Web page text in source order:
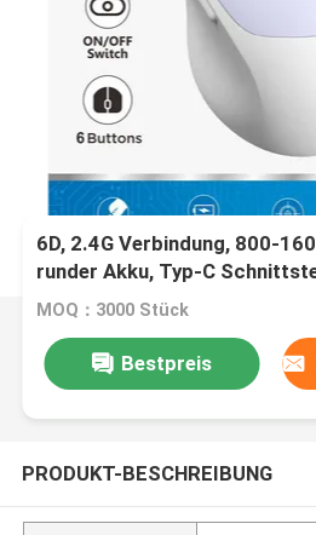
6D, 2.4G Verbindung, 800-
runder Akku, Typ-C
MOQ：3000 Stück
Bestpreis
PRODUKT-BESCHREIBUNG